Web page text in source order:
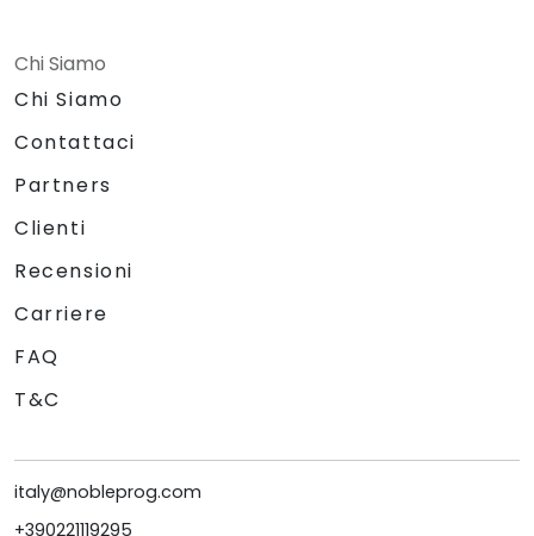
Chi Siamo
Chi Siamo
Contattaci
Partners
Clienti
Recensioni
Carriere
FAQ
T&C
italy@nobleprog.com
+390221119295